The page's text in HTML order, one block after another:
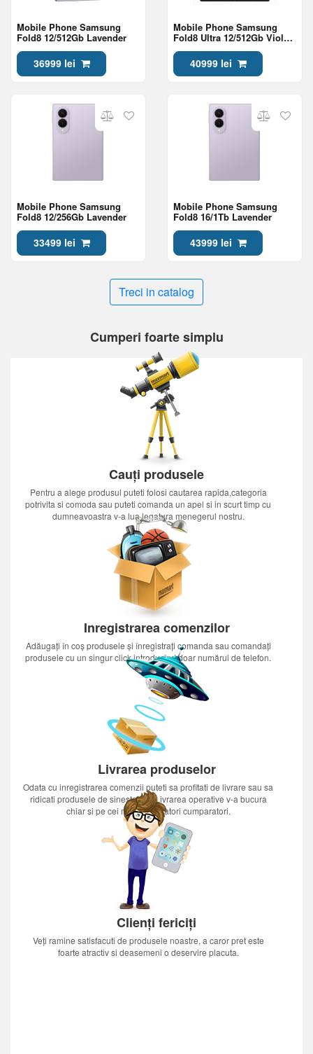
Mobile Phone Samsung
Fold8 12/512Gb Lavender
36999 lei
Mobile Phone Samsung
Fold8 Ultra 12/512Gb Violet
Shadow
40999 lei
Mobile Phone Samsung
Fold8 12/256Gb Lavender
33499 lei
Mobile Phone Samsung
Fold8 16/1Tb Lavender
43999 lei
Treci in catalog
Cumperi foarte simplu
Cauți produsele
Pentru a alege produsul puteti folosi cautarea rapida,categoria
potrivita si comoda sau puteti comanda un apel si in scurt timp cu
dumneavoastra v-a lua legatura menegerul nostru.
Inregistrarea comenzilor
Adăugați în coș produsele și înregistrați comanda sau comandați
produsele cu un singur click introducînd doar numărul de telefon.
Livrarea produselor
Odata cu inregistrarea comenzii puteti sa profitati de livrare sau sa
ridicati produsele de sinestatator.Livrarea operative v-a bucura
chiar si pe cei mai nerabdatori cumparatori.
Clienți fericiți
Veți ramine satisfacuti de produsele noastre, a caror pret este
foarte atractiv si deasemeni o deservire placuta.